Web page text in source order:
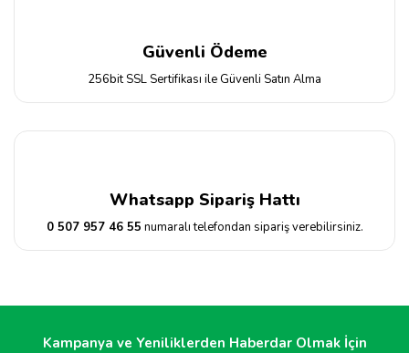
Güvenli Ödeme
256bit SSL Sertifikası ile Güvenli Satın Alma
Whatsapp Sipariş Hattı
0 507 957 46 55 numaralı telefondan sipariş verebilirsiniz.
Kampanya ve Yeniliklerden Haberdar Olmak İçin